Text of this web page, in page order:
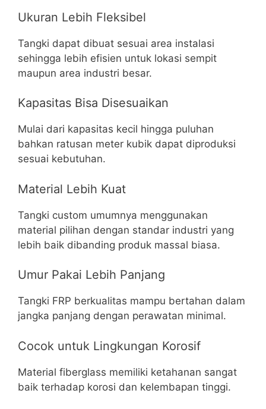
Ukuran Lebih Fleksibel
Tangki dapat dibuat sesuai area instalasi
sehingga lebih efisien untuk lokasi sempit
maupun area industri besar.
Kapasitas Bisa Disesuaikan
Mulai dari kapasitas kecil hingga puluhan
bahkan ratusan meter kubik dapat diproduksi
sesuai kebutuhan.
Material Lebih Kuat
Tangki custom umumnya menggunakan
material pilihan dengan standar industri yang
lebih baik dibanding produk massal biasa.
Umur Pakai Lebih Panjang
Tangki FRP berkualitas mampu bertahan dalam
jangka panjang dengan perawatan minimal.
Cocok untuk Lingkungan Korosif
Material fiberglass memiliki ketahanan sangat
baik terhadap korosi dan kelembapan tinggi.